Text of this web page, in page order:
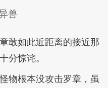
兽
敢如此近距离的接近那
分惊诧。
物根本没攻击罗章，虽